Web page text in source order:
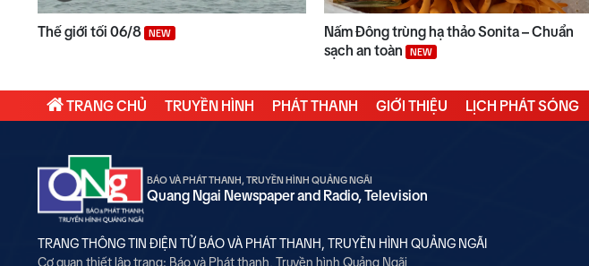
Thế giới tối 06/8 NEW
Nấm Đông trùng hạ thảo Sonita – Chuẩn
sạch an toàn
NEW
TRANG CHỦ TRUYỀN HÌNH PHÁT THANH GIỚI THIỆU LỊCH PHÁT SÓNG
BÁO VÀ PHÁT THANH, TRUYỀN HÌNH QUẢNG NGÃI
Quang Ngai Newspaper and Radio, Television
TRANG THÔNG TIN ĐIỆN TỬ BÁO VÀ PHÁT THANH, TRUYỀN HÌNH QUẢNG NGÃI
Cơ quan thiết lập trang: Báo và Phát thanh, Truyền hình Quảng Ngãi